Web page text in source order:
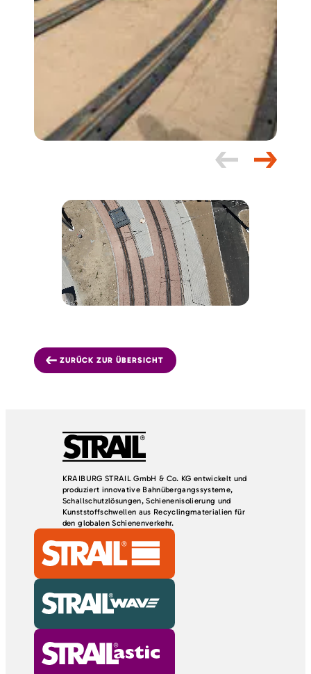
ZURÜCK ZUR ÜBERSICHT
KRAIBURG STRAIL GmbH & Co. KG entwickelt und
produziert innovative Bahnübergangssysteme,
Schallschutzlösungen, Schienenisolierung und
Kunststoffschwellen aus Recyclingmaterialien für
den globalen Schienenverkehr.